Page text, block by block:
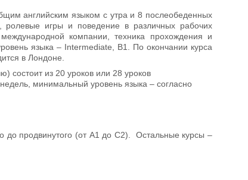
английским языком с утра и 8 послеобеденных
ролевые игры и поведение в различных рабочих
компании, техника прохождения и
языка – Intermediate, В1. По окончании курса
в Лондоне.
состоит из 20 уроков или 28 уроков
минимальный уровень языка – согласно
до продвинутого (от А1 до С2). Остальные курсы –